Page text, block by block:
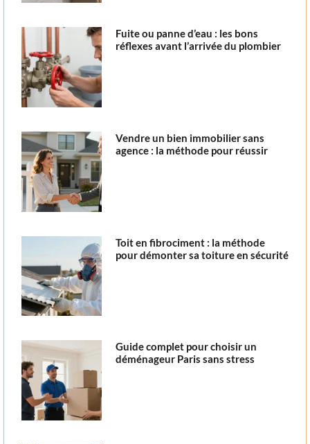
Fuite ou panne d’eau : les bons
réflexes avant l’arrivée du plombier
Vendre un bien immobilier sans
agence : la méthode pour réussir
Toit en fibrociment : la méthode
pour démonter sa toiture en sécurité
Guide complet pour choisir un
déménageur Paris sans stress